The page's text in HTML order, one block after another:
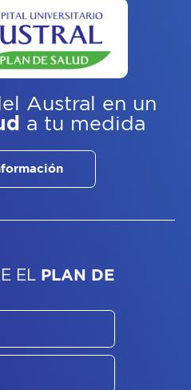
Austral
en un
a tu medida